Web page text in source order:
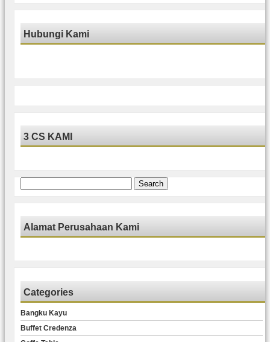
Hubungi Kami
3 CS KAMI
for:
Alamat Perusahaan Kami
Categories
Bangku Kayu
Buffet Credenza